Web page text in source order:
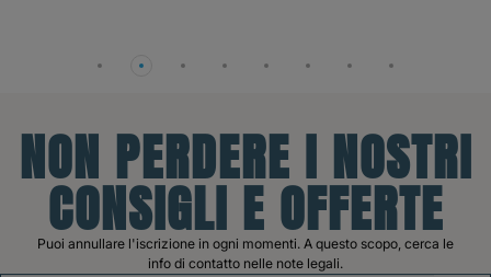
NON PERDERE I NOSTRI
CONSIGLI E OFFERTE
Puoi annullare l'iscrizione in ogni momenti. A questo scopo, cerca le
info di contatto nelle note legali.